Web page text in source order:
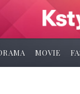
MOVIE